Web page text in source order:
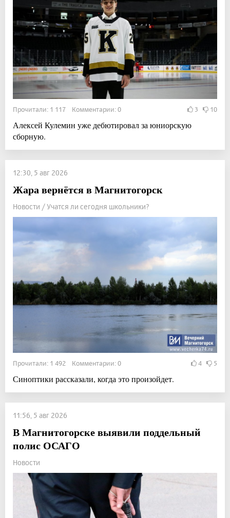
Прочитали: 1 117 Комментарии: 0 3 10
Алексей Кулемин уже дебютировал за юниорскую
сборную.
12:30, 5 авг 2026
Жара вернётся в Магнитогорск
Новости / Учатся ли сегодня школьники?
Прочитали: 1 492 Комментарии: 0 4 5
Синоптики рассказали, когда это произойдет.
11:56, 5 авг 2026
В Магнитогорске выявили поддельный
полис ОСАГО
Новости